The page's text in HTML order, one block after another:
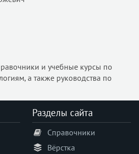
и учебные курсы по
а также руководства по
Разделы сайта
Справочники
Вёрстка